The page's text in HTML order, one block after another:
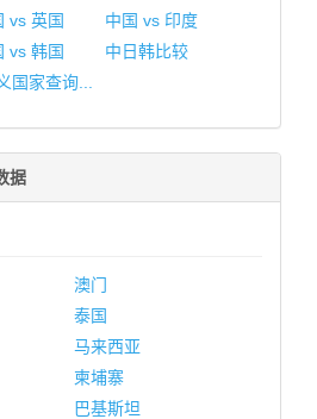
vs 英国
中国 vs 印度
vs 韩国
中日韩比较
国家查询...
据
澳门
泰国
马来西亚
柬埔寨
巴基斯坦